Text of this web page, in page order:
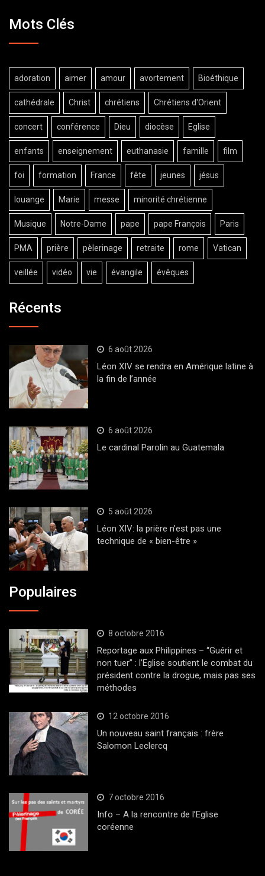
Mots Clés
adoration aimer amour avortement Bioéthique
cathédrale Christ chrétiens Chrétiens d'Orient
concert conférence Dieu diocèse Eglise
enfants enseignement euthanasie famille film
foi formation France fête jeunes jésus
louange Marie messe minorité chrétienne
Musique Notre-Dame pape pape François Paris
PMA prière pèlerinage retraite rome Vatican
veillée vidéo vie évangile évêques
Récents
6 août 2026
Léon XIV se rendra en Amérique latine à
la fin de l’année
6 août 2026
Le cardinal Parolin au Guatemala
5 août 2026
Léon XIV: la prière n’est pas une
technique de « bien-être »
Populaires
8 octobre 2016
Reportage aux Philippines – “Guérir et
non tuer” : l’Eglise soutient le combat du
président contre la drogue, mais pas ses
méthodes
12 octobre 2016
Un nouveau saint français : frère
Salomon Leclercq
7 octobre 2016
Info – A la rencontre de l’Eglise
coréenne